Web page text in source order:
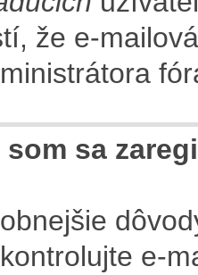
že e-
sa
e-